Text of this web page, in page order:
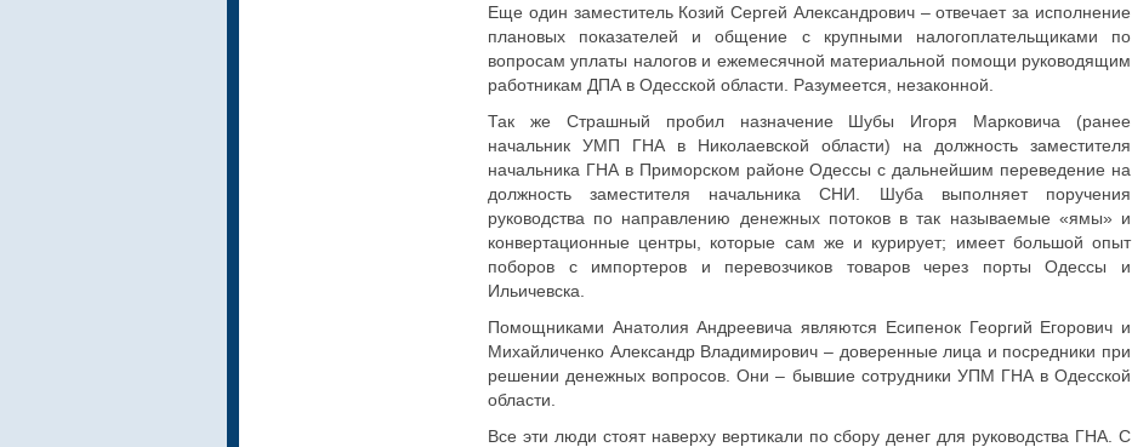
Еще один заместитель Козий Сергей Александрович – отвечает за исполнение
плановых показателей и общение с крупными налогоплательщиками по
вопросам уплаты налогов и ежемесячной материальной помощи руководящим
работникам ДПА в Одесской области. Разумеется, незаконной.
Так же Страшный пробил назначение Шубы Игоря Марковича (ранее
начальник УМП ГНА в Николаевской области) на должность заместителя
начальника ГНА в Приморском районе Одессы с дальнейшим переведение на
должность заместителя начальника СНИ. Шуба выполняет поручения
руководства по направлению денежных потоков в так называемые «ямы» и
конвертационные центры, которые сам же и курирует; имеет большой опыт
поборов с импортеров и перевозчиков товаров через порты Одессы и
Ильичевска.
Помощниками Анатолия Андреевича являются Есипенок Георгий Егорович и
Михайличенко Александр Владимирович – доверенные лица и посредники при
решении денежных вопросов. Они – бывшие сотрудники УПМ ГНА в Одесской
области.
Все эти люди стоят наверху вертикали по сбору денег для руководства ГНА. С